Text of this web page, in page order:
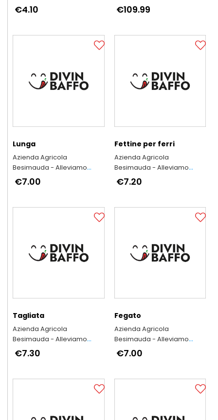
secondo l'antica tradizione
piemontese
€4.10
secondo l'antica tradizione
piemontese
€109.99
Lunga
Azienda Agricola
Besimauda - Alleviamo
secondo l'antica tradizione
piemontese
€7.00
Fettine per ferri
Azienda Agricola
Besimauda - Alleviamo
secondo l'antica tradizione
piemontese
€7.20
Tagliata
Azienda Agricola
Besimauda - Alleviamo
secondo l'antica tradizione
piemontese
€7.30
Fegato
Azienda Agricola
Besimauda - Alleviamo
secondo l'antica tradizione
piemontese
€7.00